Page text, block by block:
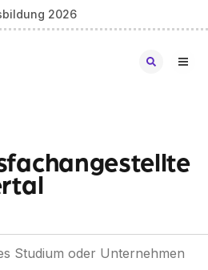
2026